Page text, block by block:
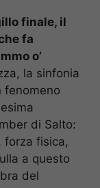
finale, il
fa
o’
la sinfonia
fenomeno
di Salto:
forza fisica,
a questo
del